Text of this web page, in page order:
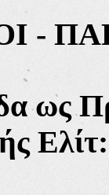
-
ως
Ελίτ: